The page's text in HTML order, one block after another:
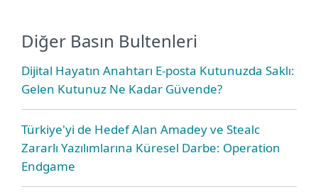
Diğer Basın Bultenleri
Dijital Hayatın Anahtarı E-posta Kutunuzda Saklı:
Gelen Kutunuz Ne Kadar Güvende?
Türkiye'yi de Hedef Alan Amadey ve Stealc
Zararlı Yazılımlarına Küresel Darbe: Operation
Endgame